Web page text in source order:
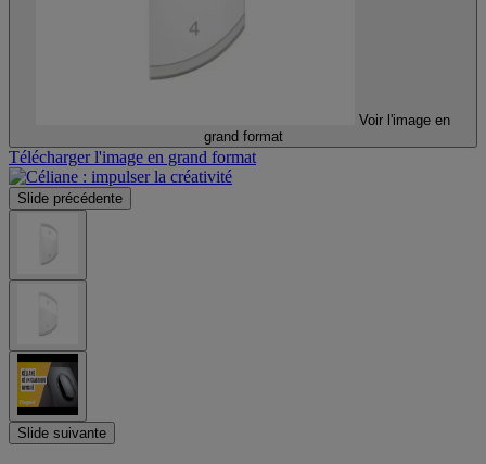
Voir l'image en
grand format
Télécharger l'image en grand format
Slide précédente
Slide suivante